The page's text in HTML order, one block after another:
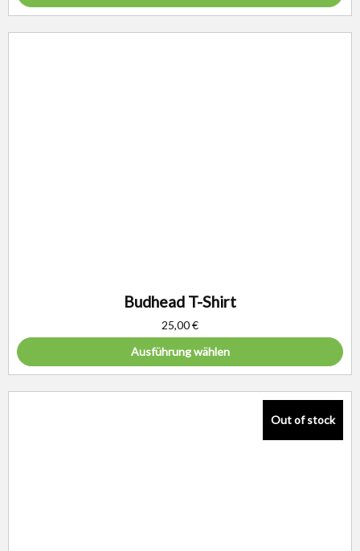
Budhead T-Shirt
25,00€
Ausführung wählen